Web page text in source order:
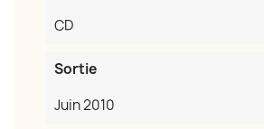
CD
Sortie
Juin 2010